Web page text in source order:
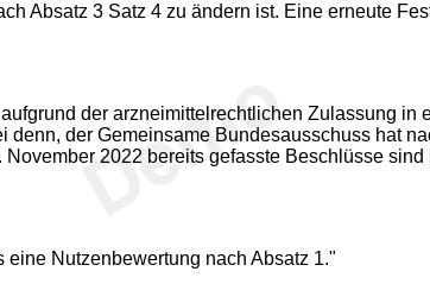
Absatz 3 Satz 4 zu ändern ist. Eine erneute
der arzneimittelrechtlichen Zulassung in
der Gemeinsame Bundesausschuss hat
2022 bereits gefasste Beschlüsse
Nutzenbewertung nach Absatz 1."